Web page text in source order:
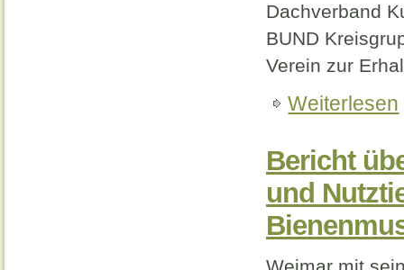
Dachverband
BUND
Verein zur
Weiterlesen
Bericht
und